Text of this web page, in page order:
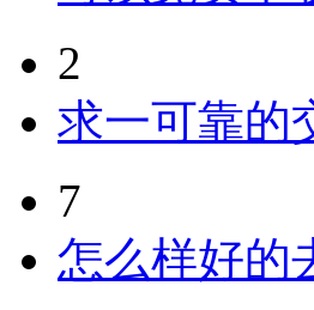
2
求一可靠的
7
怎么样好的